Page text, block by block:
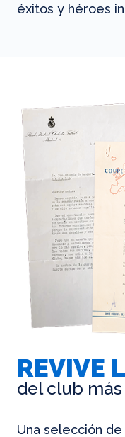
éxitos y héroes
REVIVE
del club
Una selección de